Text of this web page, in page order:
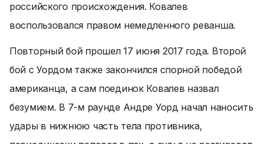
российского происхождения. Ковалев
воспользовался правом немедленного реванша.
Повторный бой прошел 17 июня 2017 года. Второй
бой с Уордом также закончился спорной победой
американца, а сам поединок Ковалев назвал
безумием. В 7-м раунде Андре Уорд начал наносить
удары в нижнюю часть тела противника,